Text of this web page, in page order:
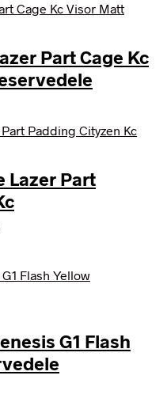
Part Cage Kc
Lazer Part
G1 Flash